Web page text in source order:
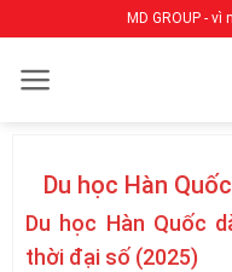
qua
nội
MD GROUP -
Du học Hàn
Du học Hàn Quốc
thời đại số (2025)